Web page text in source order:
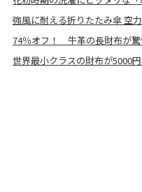
強風に耐える折りたたみ傘 空
74％オフ！ 牛革の長財布が驚
世界最小クラスの財布が5000